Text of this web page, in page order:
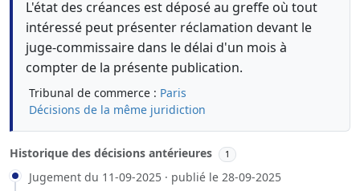
L'état des créances est déposé au greffe où tout
intéressé peut présenter réclamation devant le
juge-commissaire dans le délai d'un mois à
compter de la présente publication.
Tribunal de commerce : Paris
Décisions de la même juridiction
Historique des décisions antérieures 1
Jugement du 11-09-2025 · publié le 28-09-2025